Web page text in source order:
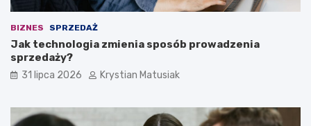
BIZNES SPRZEDAŻ
Jak technologia zmienia sposób prowadzenia
sprzedaży?
31 lipca 2026 Krystian Matusiak